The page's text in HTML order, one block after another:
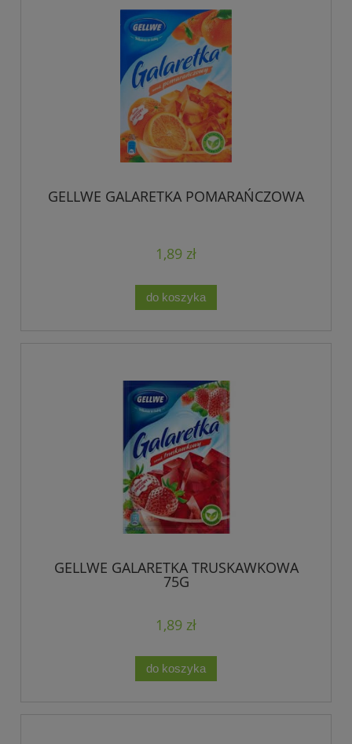
GELLWE GALARETKA POMARAŃCZOWA
1,89 zł
do koszyka
GELLWE GALARETKA TRUSKAWKOWA
75G
1,89 zł
do koszyka